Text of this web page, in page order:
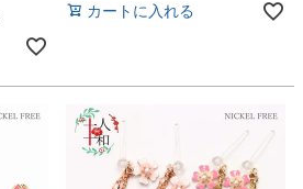
カートに入れる